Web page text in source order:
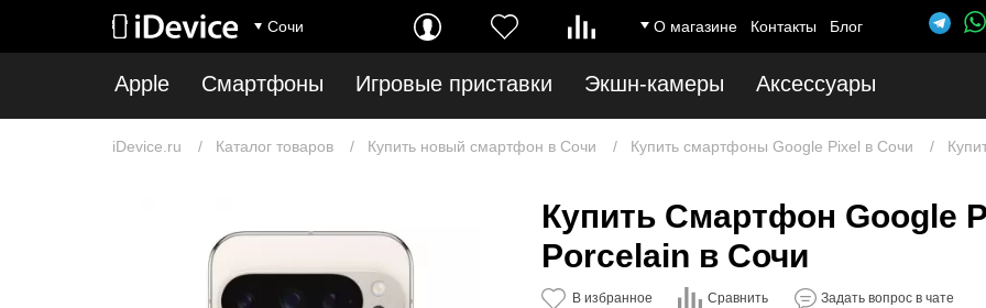
Сочи О магазине Контакты Блог
Apple Смартфоны Игровые приставки Экшн-камеры Аксессуары
iDevice.ru Каталог товаров Купить новый смартфон в Сочи Купить смартфоны Google Pixel в Сочи
Купить Смартфон Google
Porcelain в Сочи
В избранное Сравнить Задать вопрос в чате